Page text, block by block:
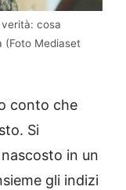
cosa
(Foto Mediaset
conto che
Si
in un
gli indizi